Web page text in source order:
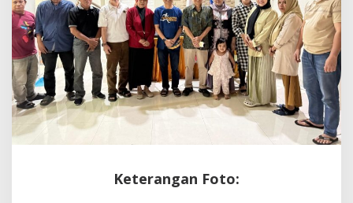
Keterangan Foto: